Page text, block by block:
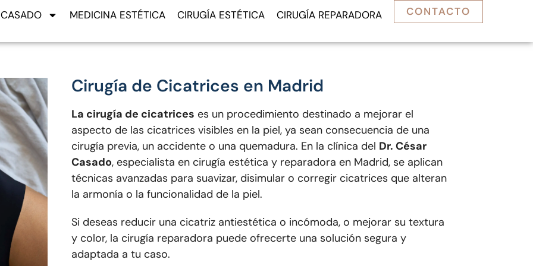
MEDICINA ESTÉTICA CIRUGÍA ESTÉTICA CIRUGÍA REPARADORA CONTACTO
Cirugía de Cicatrices en Madrid
La cirugía de cicatrices es un procedimiento destinado a mejorar el
aspecto de las cicatrices visibles en la piel, ya sean consecuencia de una
cirugía previa, un accidente o una quemadura. En la clínica del Dr. César
Casado, especialista en cirugía estética y reparadora en Madrid, se aplican
técnicas avanzadas para suavizar, disimular o corregir cicatrices que alteran
la armonía o la funcionalidad de la piel.
Si deseas reducir una cicatriz antiestética o incómoda, o mejorar su textura
y color, la cirugía reparadora puede ofrecerte una solución segura y
adaptada a tu caso.